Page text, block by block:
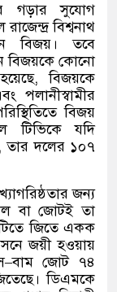
গড়ার সুযোগ
বিশ্বনাথ
বিজয়। তবে
বিজয়কে কোনো
,বিজয়কে
পলানীস্বামীর
বিজয়
টিভিকে যদি
তার দলের ১০৭
জন্য
বা জোটই তা
জিতে একক
জয়ী হওয়ায়
–বাম জোট ৭৪
ডিএমকে